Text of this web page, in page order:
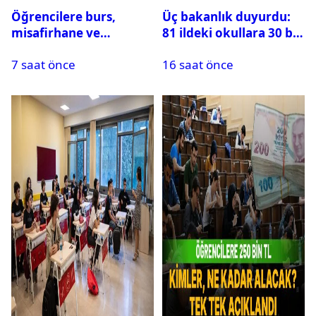
Öğrencilere burs,
misafirhane ve
Başvurular başladı
7 saat önce
Üç bakanlık duyurdu:
81 ildeki okullara 30 bin
alınacak
16 saat önce